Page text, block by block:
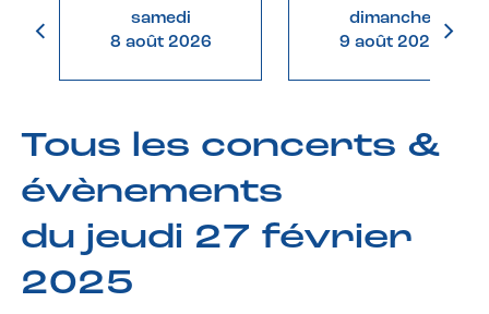
samedi
8 août 2026
dimanche
9 août 2026
Tous les concerts &
évènements
du jeudi 27 février
2025